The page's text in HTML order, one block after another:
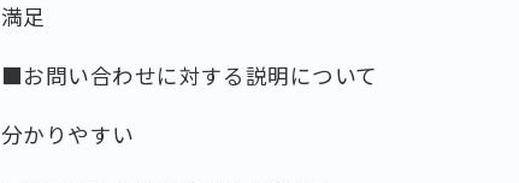
満足
■お問い合わせに対する説明について
分かりやすい